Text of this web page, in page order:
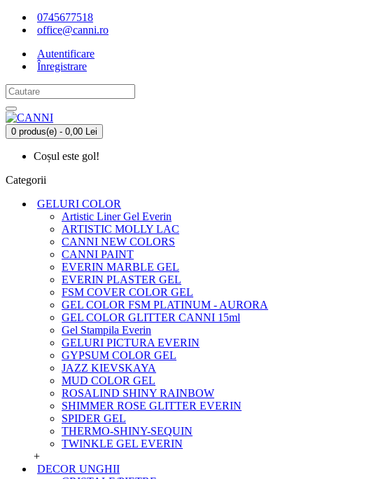
0745677518
office@canni.ro
Autentificare
Înregistrare
0 produs(e) - 0,00 Lei
Coșul este gol!
Categorii
GELURI COLOR
Artistic Liner Gel Everin
ARTISTIC MOLLY LAC
CANNI NEW COLORS
CANNI PAINT
EVERIN MARBLE GEL
EVERIN PLASTER GEL
FSM COVER COLOR GEL
GEL COLOR FSM PLATINUM - AURORA
GEL COLOR GLITTER CANNI 15ml
Gel Stampila Everin
GELURI PICTURA EVERIN
GYPSUM COLOR GEL
JAZZ KIEVSKAYA
MUD COLOR GEL
ROSALIND SHINY RAINBOW
SHIMMER ROSE GLITTER EVERIN
SPIDER GEL
THERMO-SHINY-SEQUIN
TWINKLE GEL EVERIN
+
DECOR UNGHII